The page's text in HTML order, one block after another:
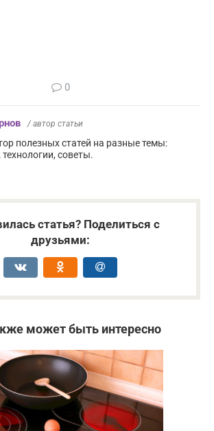
0
/ автор статьи
полезных статей на разные темы:
советы.
статья? Поделиться с
друзьями:
может быть интересно